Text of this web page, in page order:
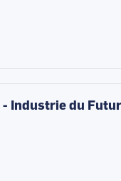
Industrie du Futur